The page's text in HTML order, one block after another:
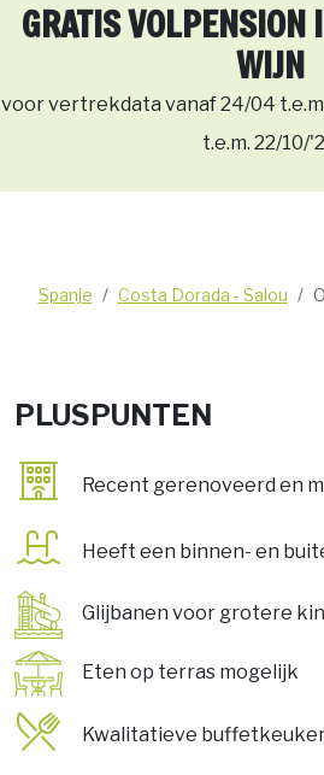
GRATIS VOLPENSION
WIJN
voor vertrekdata vanaf 24/04
t.e.m. 22/10/
Spanje Costa Dorada - Salou
PLUSPUNTEN
Recent gerenoveerd en
Heeft een binnen- en
Glijbanen voor grotere
Eten op terras mogelijk
Kwalitatieve